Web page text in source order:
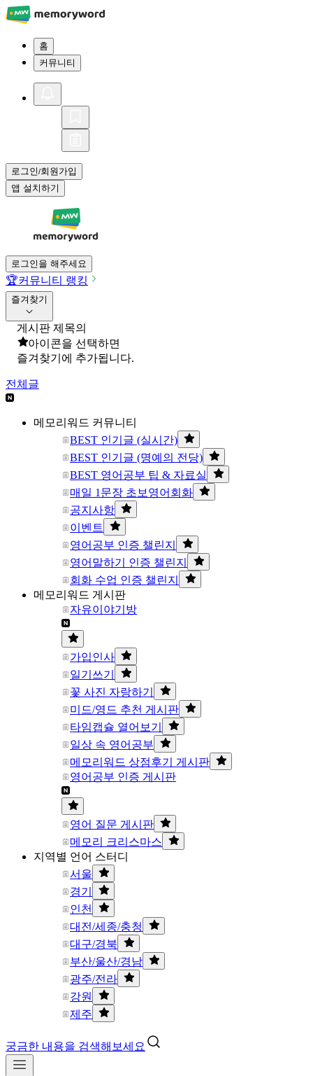
홈
커뮤니티
로그인/회원가입
앱 설치하기
로그인을 해주세요
🏆커뮤니티 랭킹
즐겨찾기
게시판 제목의
아이콘을 선택하면
즐겨찾기에 추가됩니다.
전체글
메모리워드 커뮤니티
BEST 인기글 (실시간)
BEST 인기글 (명예의 전당)
BEST 영어공부 팁 & 자료실
매일 1문장 초보영어회화
공지사항
이벤트
영어공부 인증 챌린지
영어말하기 인증 챌린지
회화 수업 인증 챌린지
메모리워드 게시판
자유이야기방
가입인사
일기쓰기
꽃 사진 자랑하기
미드/영드 추천 게시판
타임캡슐 열어보기
일상 속 영어공부
메모리워드 상점후기 게시판
영어공부 인증 게시판
영어 질문 게시판
메모리 크리스마스
지역별 언어 스터디
서울
경기
인천
대전/세종/충청
대구/경북
부산/울산/경남
광주/전라
강원
제주
궁금한 내용을 검색해보세요